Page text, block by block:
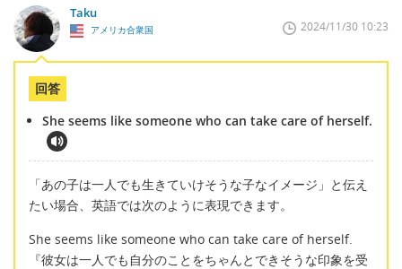
Taku
アメリカ合衆国 2024/11/30 10:23
回答
She seems like someone who can take care of herself.
「あの子は一人でも生きていけそうな子なイメージ」と伝え
たい場合、英語では次のように表現できます。
She seems like someone who can take care of herself.
『彼女は一人でも自分のことをちゃんとできそうな印象を受